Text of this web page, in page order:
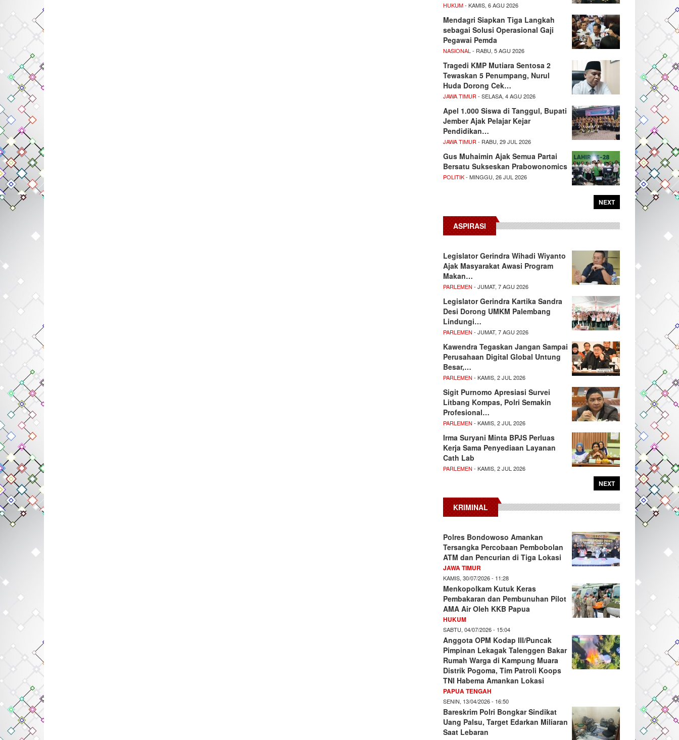
HUKUM- KAMIS, 6 AGU 2026
Mendagri Siapkan Tiga Langkah
sebagai Solusi Operasional Gaji
Pegawai Pemda
NASIONAL - RABU, 5 AGU 2026
Tragedi KMP Mutiara Sentosa 2
Tewaskan 5 Penumpang, Nurul
Huda Dorong Cek…
JAWA TIMUR - SELASA, 4 AGU 2026
Apel 1.000 Siswa di Tanggul, Bupati
Jember Ajak Pelajar Kejar
Pendidikan…
JAWA TIMUR - RABU, 29 JUL 2026
Gus Muhaimin Ajak Semua Partai
Bersatu Sukseskan Prabowonomics
POLITIK- MINGGU, 26 JUL 2026
NEXT
ASPIRASI
Legislator Gerindra Wihadi Wiyanto
Ajak Masyarakat Awasi Program
Makan…
PARLEMEN - JUMAT, 7 AGU 2026
Legislator Gerindra Kartika Sandra
Desi Dorong UMKM Palembang
Lindungi…
PARLEMEN - JUMAT, 7 AGU 2026
Kawendra Tegaskan Jangan Sampai
Perusahaan Digital Global Untung
Besar,…
PARLEMEN - KAMIS, 2 JUL 2026
Sigit Purnomo Apresiasi Survei
Litbang Kompas, Polri Semakin
Profesional…
PARLEMEN - KAMIS, 2 JUL 2026
Irma Suryani Minta BPJS Perluas
Kerja Sama Penyediaan Layanan
Cath Lab
PARLEMEN - KAMIS, 2 JUL 2026
NEXT
KRIMINAL
Polres Bondowoso Amankan
Tersangka Percobaan Pembobolan
ATM dan Pencurian di Tiga Lokasi
JAWA TIMUR
KAMIS, 30/07/2026 - 11:28
Menkopolkam Kutuk Keras
Pembakaran dan Pembunuhan Pilot
AMA Air Oleh KKB Papua
HUKUM
SABTU, 04/07/2026 - 15:04
Anggota OPM Kodap III/Puncak
Pimpinan Lekagak Talenggen Bakar
Rumah Warga di Kampung Muara
Distrik Pogoma, Tim Patroli Koops
TNI Habema Amankan Lokasi
PAPUA TENGAH
SENIN, 13/04/2026 - 16:50
Bareskrim Polri Bongkar Sindikat
Uang Palsu, Target Edarkan Miliaran
Saat Lebaran